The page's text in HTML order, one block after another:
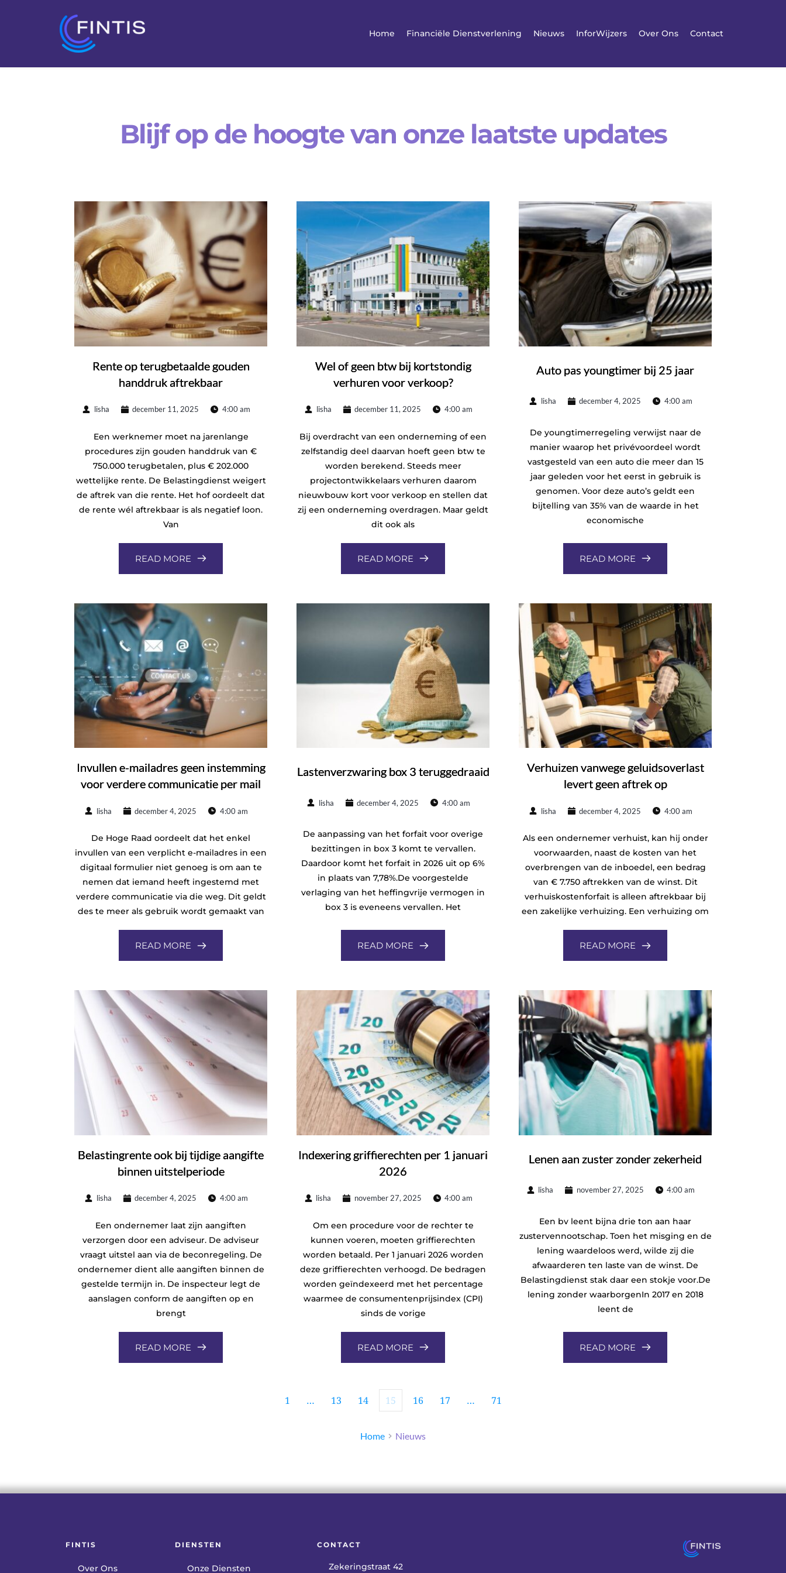
Home Financiële Dienstverlening Nieuws InforWijzers Over Ons Contact
Blijf op de hoogte van onze laatste updates
Rente op terugbetaalde gouden
handdruk aftrekbaar
lisha december 11, 2025 4:00 am
Een werknemer moet na jarenlange
procedures zijn gouden handdruk van €
750.000 terugbetalen, plus € 202.000
wettelijke rente. De Belastingdienst weigert
de aftrek van die rente. Het hof oordeelt dat
de rente wél aftrekbaar is als negatief loon.
Van
READ MORE
Wel of geen btw bij kortstondig
verhuren voor verkoop?
lisha december 11, 2025 4:00 am
Bij overdracht van een onderneming of een
zelfstandig deel daarvan hoeft geen btw te
worden berekend. Steeds meer
projectontwikkelaars verhuren daarom
nieuwbouw kort voor verkoop en stellen dat
zij een onderneming overdragen. Maar geldt
dit ook als
READ MORE
Auto pas youngtimer bij 25 jaar
lisha december 4, 2025 4:00 am
De youngtimerregeling verwijst naar de
manier waarop het privévoordeel wordt
vastgesteld van een auto die meer dan 15
jaar geleden voor het eerst in gebruik is
genomen. Voor deze auto’s geldt een
bijtelling van 35% van de waarde in het
economische
READ MORE
Invullen e-mailadres geen instemming
voor verdere communicatie per mail
lisha december 4, 2025 4:00 am
De Hoge Raad oordeelt dat het enkel
invullen van een verplicht e-mailadres in een
digitaal formulier niet genoeg is om aan te
nemen dat iemand heeft ingestemd met
verdere communicatie via die weg. Dit geldt
des te meer als gebruik wordt gemaakt van
READ MORE
Lastenverzwaring box 3 teruggedraaid
lisha december 4, 2025 4:00 am
De aanpassing van het forfait voor overige
bezittingen in box 3 komt te vervallen.
Daardoor komt het forfait in 2026 uit op 6%
in plaats van 7,78%.De voorgestelde
verlaging van het heffingvrije vermogen in
box 3 is eveneens vervallen. Het
READ MORE
Verhuizen vanwege geluidsoverlast
levert geen aftrek op
lisha december 4, 2025 4:00 am
Als een ondernemer verhuist, kan hij onder
voorwaarden, naast de kosten van het
overbrengen van de inboedel, een bedrag
van € 7.750 aftrekken van de winst. Dit
verhuiskostenforfait is alleen aftrekbaar bij
een zakelijke verhuizing. Een verhuizing om
READ MORE
Belastingrente ook bij tijdige aangifte
binnen uitstelperiode
lisha december 4, 2025 4:00 am
Een ondernemer laat zijn aangiften
verzorgen door een adviseur. De adviseur
vraagt uitstel aan via de beconregeling. De
ondernemer dient alle aangiften binnen de
gestelde termijn in. De inspecteur legt de
aanslagen conform de aangiften op en
brengt
READ MORE
Indexering griffierechten per 1 januari
2026
lisha november 27, 2025 4:00 am
Om een procedure voor de rechter te
kunnen voeren, moeten griffierechten
worden betaald. Per 1 januari 2026 worden
deze griffierechten verhoogd. De bedragen
worden geïndexeerd met het percentage
waarmee de consumentenprijsindex (CPI)
sinds de vorige
READ MORE
Lenen aan zuster zonder zekerheid
lisha november 27, 2025 4:00 am
Een bv leent bijna drie ton aan haar
zustervennootschap. Toen het misging en de
lening waardeloos werd, wilde zij die
afwaarderen ten laste van de winst. De
Belastingdienst stak daar een stokje voor.De
lening zonder waarborgenIn 2017 en 2018
leent de
READ MORE
1 … 13 14 15 16 17 … 71
Home Nieuws
FINTIS
Over Ons
DIENSTEN
Onze Diensten
CONTACT
Zekeringstraat 42